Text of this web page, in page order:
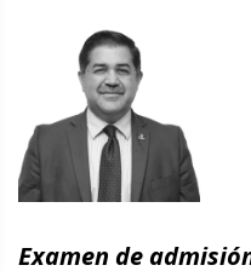
Examen de